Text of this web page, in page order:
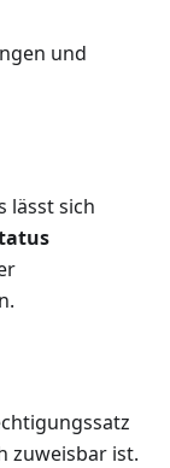
und
lässt sich
zuweisbar ist.